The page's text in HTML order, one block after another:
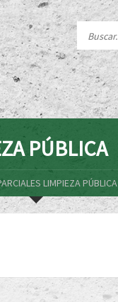
PÚBLICA
LIMPIEZA PÚBLICA